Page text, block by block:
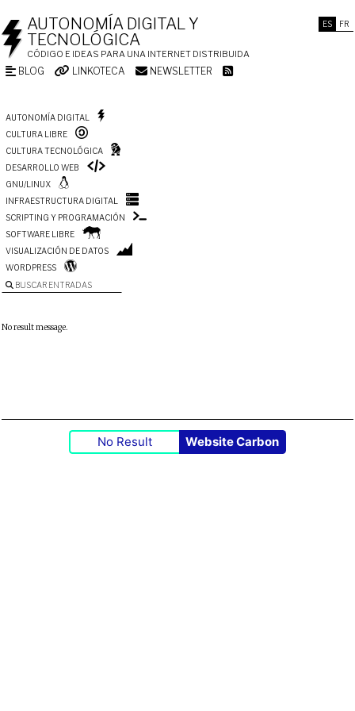
ES FR
AUTONOMÍA DIGITAL Y
TECNOLÓGICA
CÓDIGO E IDEAS PARA UNA INTERNET DISTRIBUIDA
BLOG LINKOTECA NEWSLETTER
AUTONOMÍA DIGITAL
CULTURA LIBRE
CULTURA TECNOLÓGICA
DESARROLLO WEB
GNU/LINUX
INFRAESTRUCTURA DIGITAL
SCRIPTING Y PROGRAMACIÓN
SOFTWARE LIBRE
VISUALIZACIÓN DE DATOS
WORDPRESS
BUSCAR ENTRADAS
No result message.
No Result Website Carbon